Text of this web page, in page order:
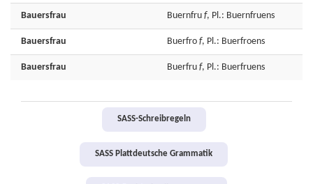
Bauersfrau Buernfru f, Pl.: Buernfruens
Bauersfrau Buerfro f, Pl.: Buerfroens
Bauersfrau Buerfru f, Pl.: Buerfruens
SASS-Schreibregeln
SASS Plattdeutsche Grammatik